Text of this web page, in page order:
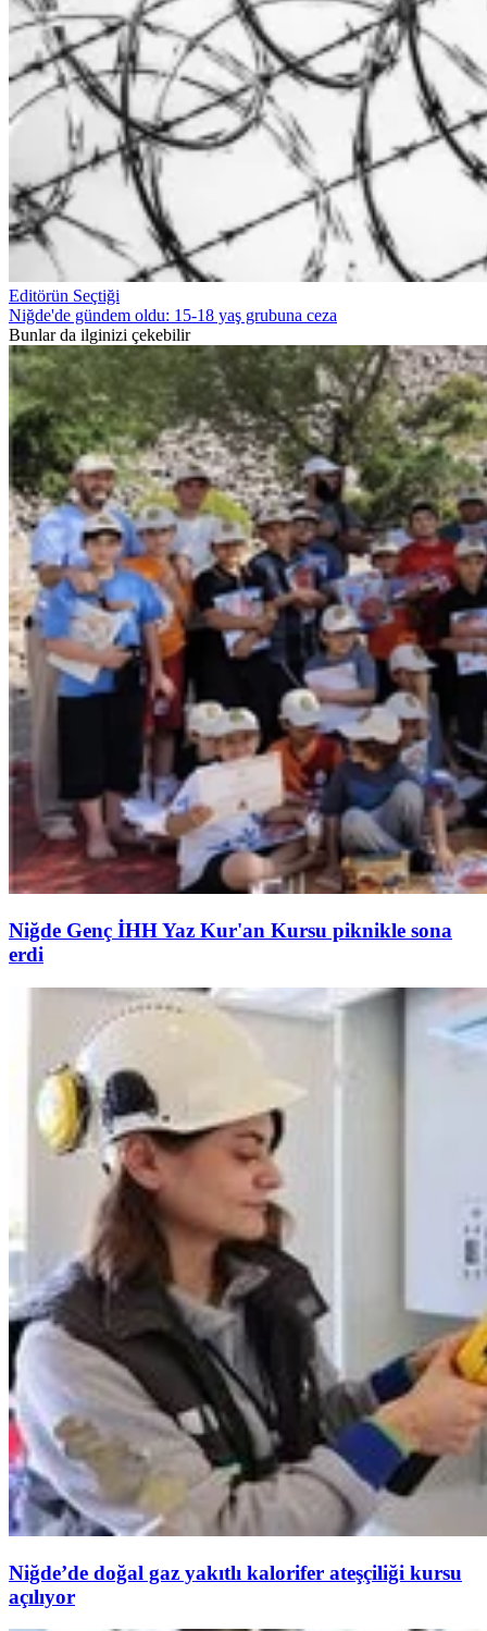
Editörün Seçtiği
Niğde'de gündem oldu: 15-18 yaş grubuna ceza
Bunlar da ilginizi çekebilir
Niğde Genç İHH Yaz Kur'an Kursu piknikle sona
erdi
Niğde’de doğal gaz yakıtlı kalorifer ateşçiliği kursu
açılıyor